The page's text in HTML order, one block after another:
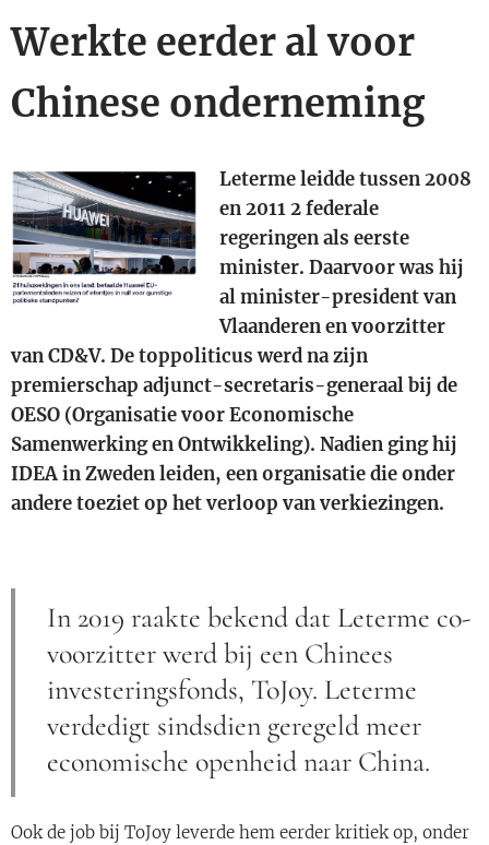
Werkte eerder al voor
Chinese onderneming
Leterme leidde tussen 2008
en 2011 2 federale
regeringen als eerste
minister. Daarvoor was hij
al minister-president van
Vlaanderen en voorzitter
van CD&V. De toppoliticus werd na zijn
premierschap adjunct-secretaris-generaal bij de
OESO (Organisatie voor Economische
Samenwerking en Ontwikkeling). Nadien ging hij
IDEA in Zweden leiden, een organisatie die onder
andere toeziet op het verloop van verkiezingen.
In 2019 raakte bekend dat Leterme co-
voorzitter werd bij een Chinees
investeringsfonds, ToJoy. Leterme
verdedigt sindsdien geregeld meer
economische openheid naar China.
Ook de job bij ToJoy leverde hem eerder kritiek op, onder